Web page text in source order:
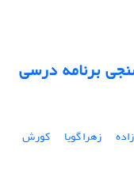
برنامه درسی
زهرا گویا کورش